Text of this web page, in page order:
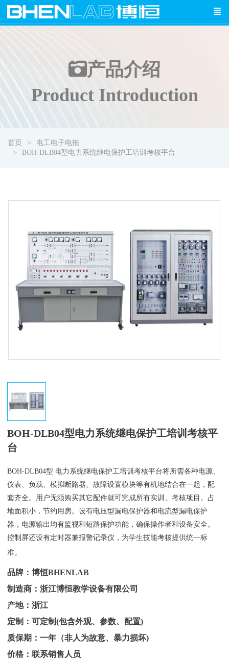
产品介绍
Product Introduction
首页
电工电子电拖
BOH-DLB04型电力系统继电保护工培训考核平台
BOH-DLB04型电力系统继电保护工培训考核平
台
BOH-DLB04型 电力系统继电保护工培训考核平台将所需各种电源、
仪表、负载、模拟断路器、故障设置模块等有机地结合在一起，配
套齐全。用户无须购买其它配件就可完成所有实训、考核项目。占
地面积小，节约用房。设有电压型漏电保护器和电流型漏电保护
器，电源输出均有监视和短路保护功能，确保操作者和设备安全。
控制屏还设有定时器兼报警记录仪，为学生技能考核提供统一标
准。
品牌：博恒BHENLAB
制造商：浙江博恒教学设备有限公司
产地：浙江
定制：可定制(包含外观、参数、配置)
质保期：一年（非人为故意、暴力损坏)
价格：联系销售人员